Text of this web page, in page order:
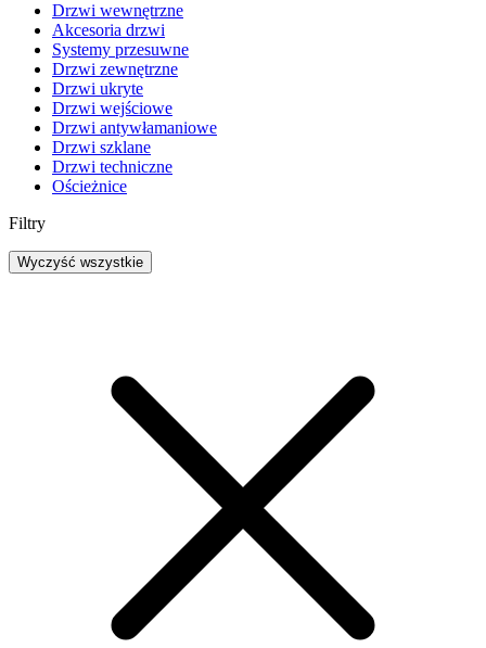
Drzwi wewnętrzne
Akcesoria drzwi
Systemy przesuwne
Drzwi zewnętrzne
Drzwi ukryte
Drzwi wejściowe
Drzwi antywłamaniowe
Drzwi szklane
Drzwi techniczne
Ościeżnice
Filtry
Wyczyść wszystkie